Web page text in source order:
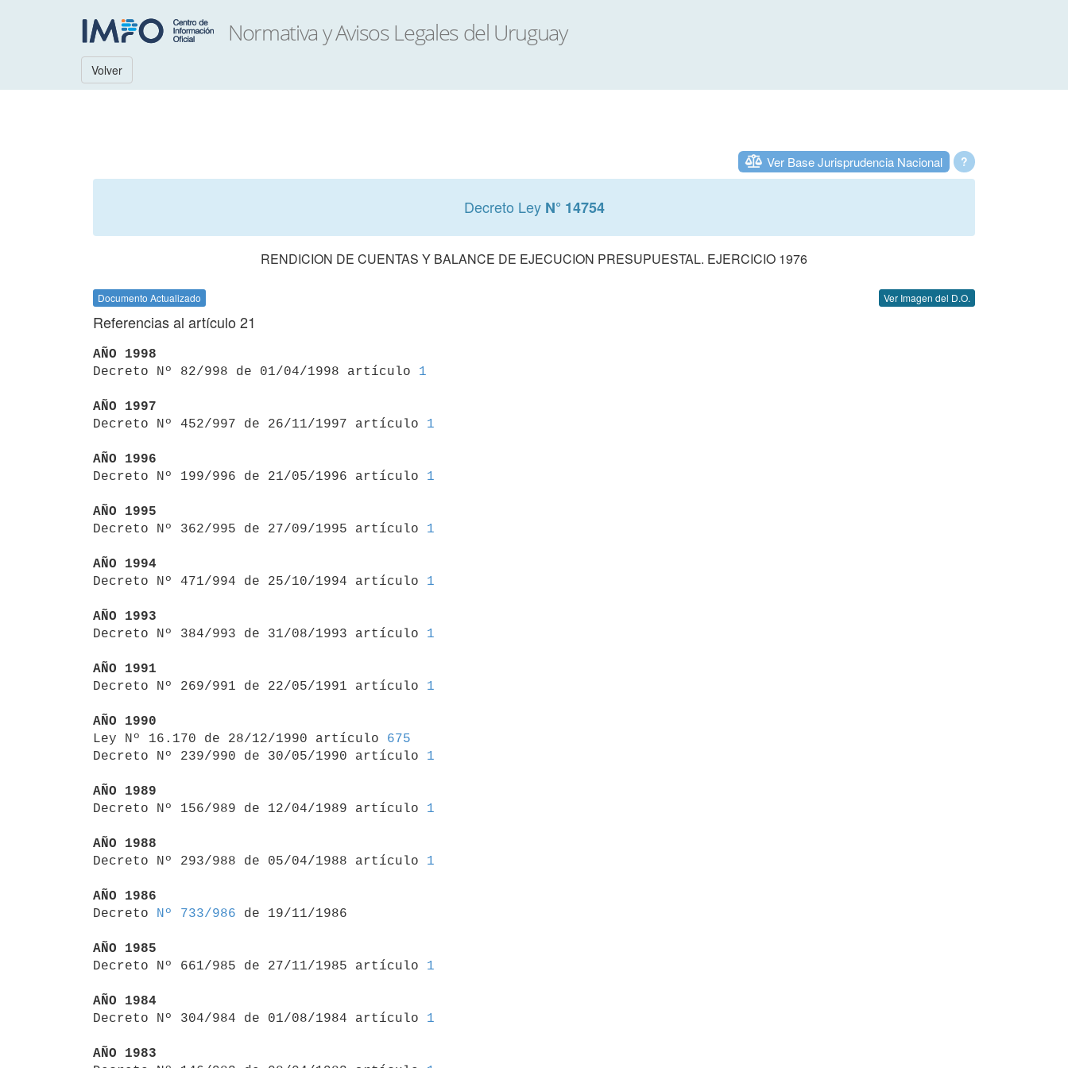
Volver
?
Ver Base Jurisprudencia Nacional
Decreto Ley N° 14754
RENDICION DE CUENTAS Y BALANCE DE EJECUCION PRESUPUESTAL. EJERCICIO 1976
Documento Actualizado Ver Imagen del D.O.
Referencias al artículo 21
AÑO 1998
Decreto Nº 82/998 de 01/04/1998 artículo 1
AÑO 1997
Decreto Nº 452/997 de 26/11/1997 artículo 1
AÑO 1996
Decreto Nº 199/996 de 21/05/1996 artículo 1
AÑO 1995
Decreto Nº 362/995 de 27/09/1995 artículo 1
AÑO 1994
Decreto Nº 471/994 de 25/10/1994 artículo 1
AÑO 1993
Decreto Nº 384/993 de 31/08/1993 artículo 1
AÑO 1991
Decreto Nº 269/991 de 22/05/1991 artículo 1
AÑO 1990
Ley Nº 16.170 de 28/12/1990 artículo 675
Decreto Nº 239/990 de 30/05/1990 artículo 1
AÑO 1989
Decreto Nº 156/989 de 12/04/1989 artículo 1
AÑO 1988
Decreto Nº 293/988 de 05/04/1988 artículo 1
AÑO 1986
Decreto
Nº 733/986 de 19/11/1986
AÑO 1985
Decreto Nº 661/985 de 27/11/1985 artículo 1
AÑO 1984
Decreto Nº 304/984 de 01/08/1984 artículo 1
AÑO 1983